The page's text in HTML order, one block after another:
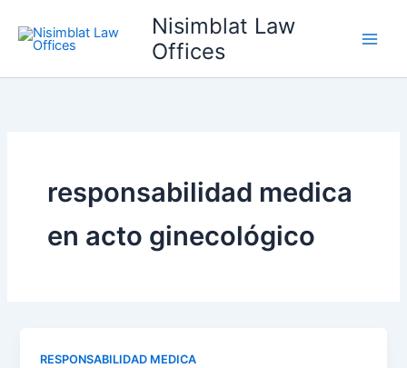
contenido
Nisimblat Law
Offices
responsabilidad medica
en acto ginecológico
RESPONSABILIDAD MEDICA